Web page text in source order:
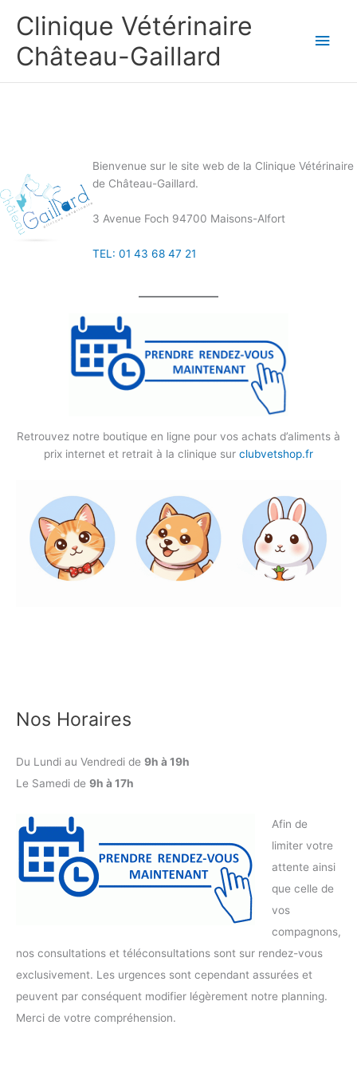
Clinique Vétérinaire
Château-Gaillard
Bienvenue sur le site web de la Clinique Vétérinaire
de Château-Gaillard.
3 Avenue Foch 94700 Maisons-Alfort
TEL: 01 43 68 47 21
Retrouvez notre boutique en ligne pour vos achats d’aliments à
prix internet et retrait à la clinique sur clubvetshop.fr
Nos Horaires
Du Lundi au Vendredi de 9h à 19h
Le Samedi de 9h à 17h
Afin de
limiter votre
attente ainsi
que celle de
vos
compagnons,
nos consultations et téléconsultations sont sur rendez-vous
exclusivement. Les urgences sont cependant assurées et
peuvent par conséquent modifier légèrement notre planning.
Merci de votre compréhension.